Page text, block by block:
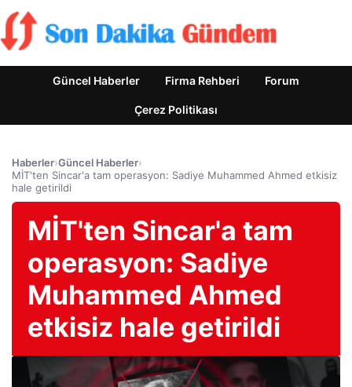
Güncel Haberler Firma Rehberi Forum
Çerez Politikası
Haberler›Güncel Haberler›
MİT'ten Sincar'a tam operasyon: Sadiye Muhammed Ahmed etkisiz
hale getirildi
MİT'ten Sincar'a tam
operasyon: Sadiye
Muhammed Ahmed
etkisiz hale getirildi